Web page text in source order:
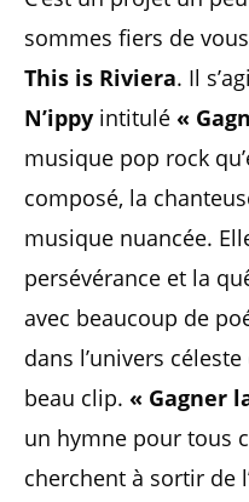
sommes fiers de
This is Riviera. Il
N’ippy intitulé «
musique pop rock
composé, la
musique nuancée.
persévérance et la
avec beaucoup de
dans l’univers céleste
beau clip. « Gagner
un hymne pour tous
cherchent à sortir de